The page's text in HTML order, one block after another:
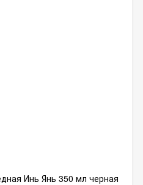
Инь Янь 350 мл черная